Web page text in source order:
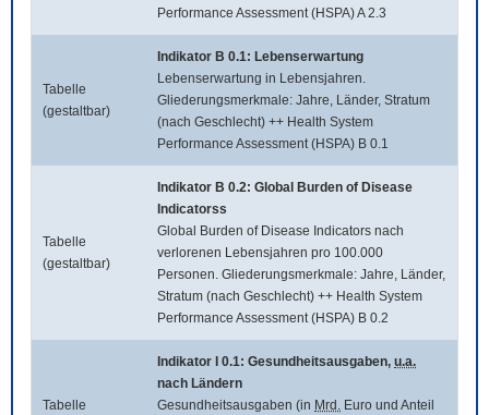
Performance Assessment (HSPA) A 2.3
Tabelle
(gestaltbar)
Indikator B 0.1: Lebenserwartung
Lebenserwartung in Lebensjahren.
Gliederungsmerkmale: Jahre, Länder, Stratum
(nach Geschlecht) ++ Health System
Performance Assessment (HSPA) B 0.1
Tabelle
(gestaltbar)
Indikator B 0.2: Global Burden of Disease
Indicatorss
Global Burden of Disease Indicators nach
verlorenen Lebensjahren pro 100.000
Personen. Gliederungsmerkmale: Jahre, Länder,
Stratum (nach Geschlecht) ++ Health System
Performance Assessment (HSPA) B 0.2
Tabelle
Indikator I 0.1: Gesundheitsausgaben, u.a.
nach Ländern
Gesundheitsausgaben (in Mrd. Euro und Anteil